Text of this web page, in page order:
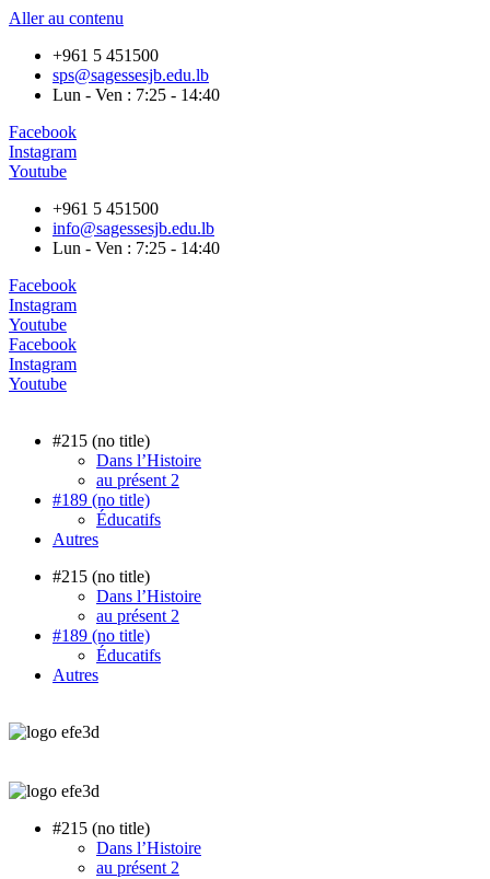
Aller au contenu
+961 5 451500
sps@sagessesjb.edu.lb
Lun - Ven : 7:25 - 14:40
Facebook
Instagram
Youtube
+961 5 451500
info@sagessesjb.edu.lb
Lun - Ven : 7:25 - 14:40
Facebook
Instagram
Youtube
Facebook
Instagram
Youtube
#215 (no title)
Dans l’Histoire
au présent 2
#189 (no title)
Éducatifs
Autres
#215 (no title)
Dans l’Histoire
au présent 2
#189 (no title)
Éducatifs
Autres
#215 (no title)
Dans l’Histoire
au présent 2